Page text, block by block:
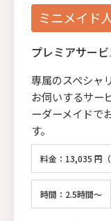
ミニメイド
プレミアサー
専属のスペシャ
お伺いするサー
ーダーメイドで
す。
料金：13,035 円（
時間：2.5時間～